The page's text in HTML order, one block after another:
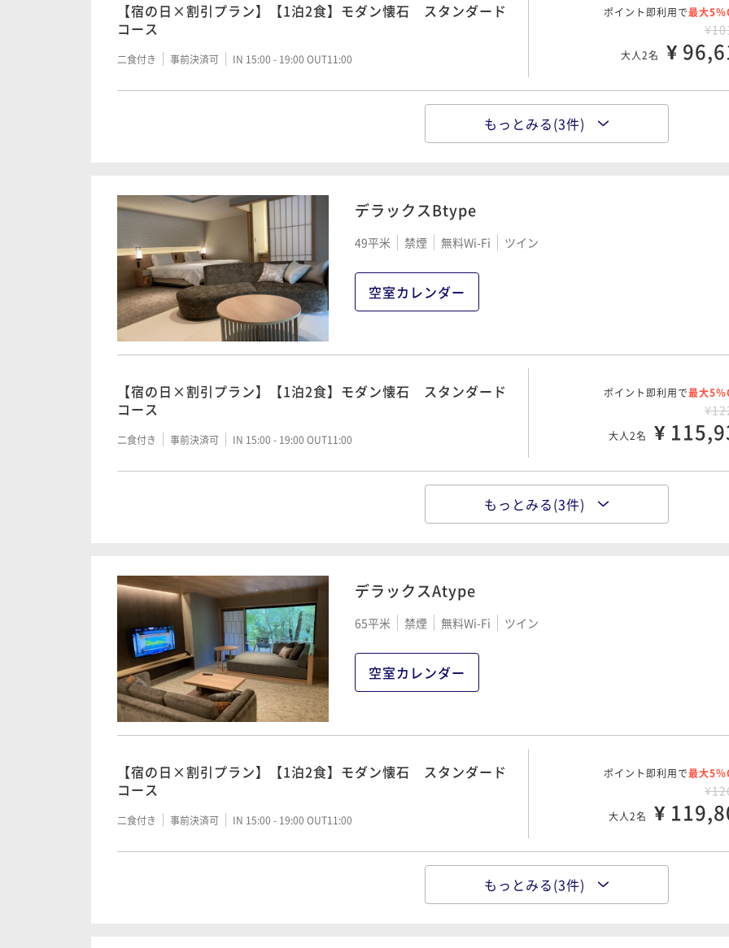
【宿の日×割引プラン】【1泊2食】モダン懐石 スタンダード
コース
二食付き 事前決済可 IN 15:00 - 19:00 OUT11:00
ポイント即利用で最大5％
大人2名 ¥
ポイント即利用で
【1泊2食】モダン懐石 はなゑみコース
二食付き 事前決済可 IN 15:00 - 19:00 OUT11:00
二食付き 事前決済可 IN 15:00 - 19:00 OUT11:00 ¥
もっとみる(3件)
デラックスBtype
49平米 禁煙 無料Wi-Fi ツイン
空室カレンダー
【宿の日×割引プラン】【1泊2食】モダン懐石 スタンダード
コース
二食付き 事前決済可 IN 15:00 - 19:00 OUT11:00
ポイント即利用で最大5％
大人2名 ¥
ポイント即利用で
【1泊2食】モダン懐石 はなゑみコース
二食付き 事前決済可 IN 15:00 - 19:00 OUT11:00
二食付き 事前決済可 IN 15:00 - 19:00 OUT11:00 ¥
もっとみる(3件)
デラックスAtype
65平米 禁煙 無料Wi-Fi ツイン
空室カレンダー
【宿の日×割引プラン】【1泊2食】モダン懐石 スタンダード
コース
二食付き 事前決済可 IN 15:00 - 19:00 OUT11:00
ポイント即利用で最大5％
大人2名 ¥
ポイント即利用で
もっとみる(3件)